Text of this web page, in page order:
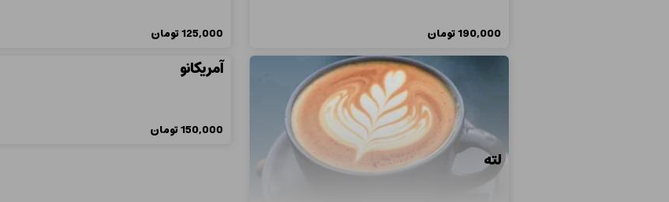
190,000تومان 125,000تومان
لته
آمریکانو
150,000تومان